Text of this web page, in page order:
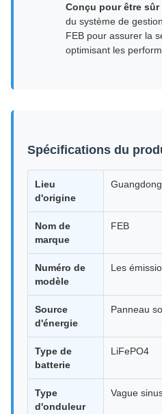
Conçu pour être
du système de
FEB pour assurer la
optimisant les
Spécifications du
Lieu
d'origine
Nom de
marque
FEB
Numéro de
modèle
Les
Source
d'énergie
Panneau
Type de
batterie
LiFePO4
Type
d'onduleur
Vague